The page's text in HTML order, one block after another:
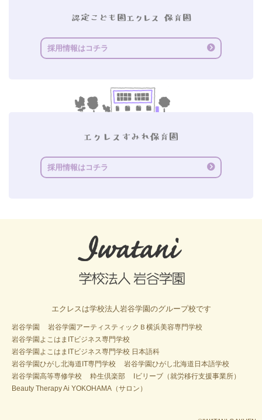
採用情報はコチラ
採用情報はコチラ
エクレスは学校法人岩谷学園のグループ校です
岩谷学園
岩谷学園アーティスティックＢ横浜美容専門学校
岩谷学園よこはまITビジネス専門学校
岩谷学園よこはまITビジネス専門学校 日本語科
岩谷学園ひがし北海道IT専門学校
岩谷学園ひがし北海道日本語学校
岩谷学園高等専修学校
粋生倶楽部
Iビリーブ（就労移行支援事業所）
Beauty Therapy Ai YOKOHAMA（サロン）